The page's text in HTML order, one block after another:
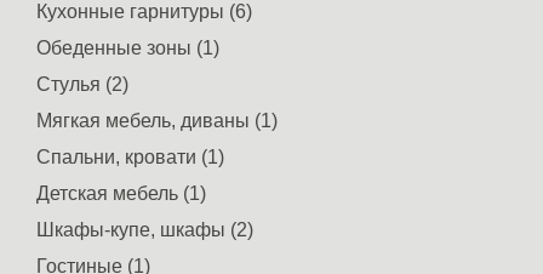
Кухонные гарнитуры (6)
Обеденные зоны (1)
Стулья (2)
Мягкая мебель, диваны (1)
Спальни, кровати (1)
Детская мебель (1)
Шкафы-купе, шкафы (2)
Гостиные (1)